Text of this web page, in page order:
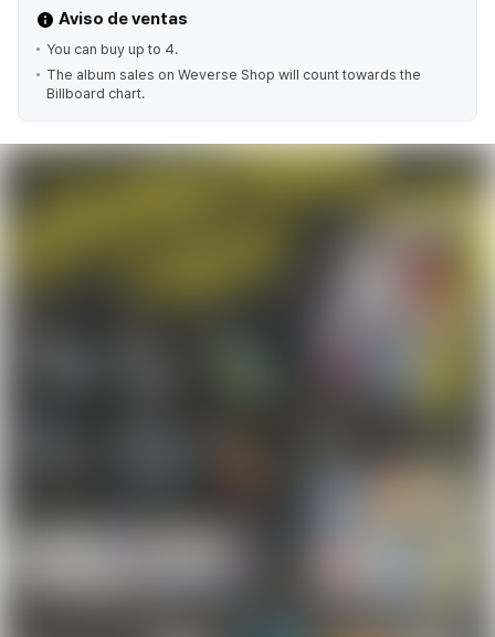
Aviso de ventas
You can buy up to 4.
The album sales on Weverse Shop will count towards the
Billboard chart.